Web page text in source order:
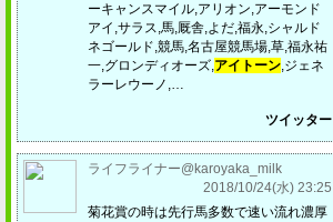
ーキャンスマイル,アリオン,アーモンド
アイ,サラス,馬,厩舎,よだ,福永,シャルド
ネゴールド,競馬,名古屋競馬場,草,福永祐
一,グロンディオーズ,アイトーン,ジェネ
ラーレウーノ,…
ツイッター
ライフライナー@karoyaka_milk
2018/10/24(水) 23:25
菊花賞の時は先行馬多数で速い流れ濃厚